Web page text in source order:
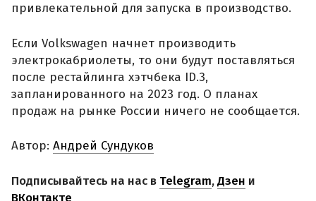
привлекательной для запуска в производство.
Если Volkswagen начнет производить
электрокабриолеты, то они будут поставляться
после рестайлинга хэтчбека ID.3,
запланированного на 2023 год. О планах
продаж на рынке России ничего не сообщается.
Автор: Андрей Сундуков
Подписывайтесь на нас в Telegram,Дзен и
ВКонтакте